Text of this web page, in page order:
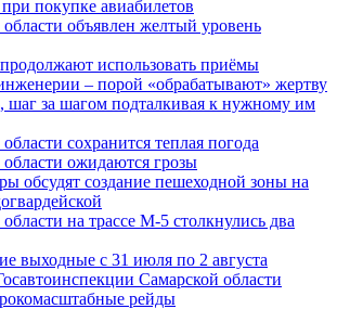
покупке авиабилетов
объявлен желтый уровень
использовать приёмы
– порой «обрабатывают» жертву
шаг за шагом подталкивая к нужному им
сохранится теплая погода
ожидаются грозы
обсудят создание пешеходной зоны на
на трассе М-5 столкнулись два
выходные с 31 июля по 2 августа
Самарской области
рейды